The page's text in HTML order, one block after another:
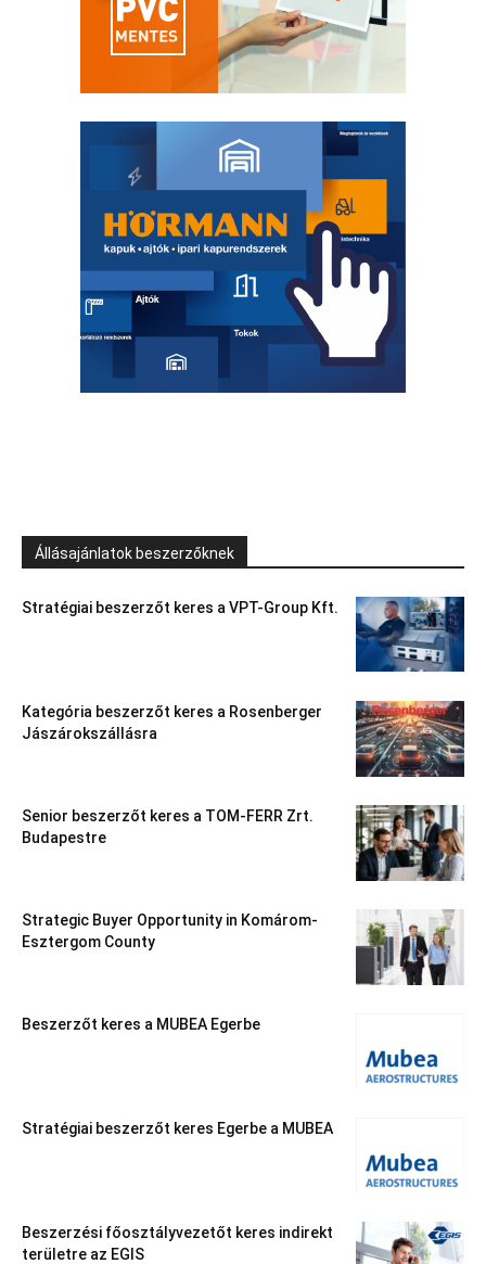
Állásajánlatok beszerzőknek
Stratégiai beszerzőt keres a VPT-Group Kft.
Kategória beszerzőt keres a Rosenberger
Jászárokszállásra
Senior beszerzőt keres a TOM-FERR Zrt.
Budapestre
Strategic Buyer Opportunity in Komárom-
Esztergom County
Beszerzőt keres a MUBEA Egerbe
Stratégiai beszerzőt keres Egerbe a MUBEA
Beszerzési főosztályvezetőt keres indirekt
területre az EGIS